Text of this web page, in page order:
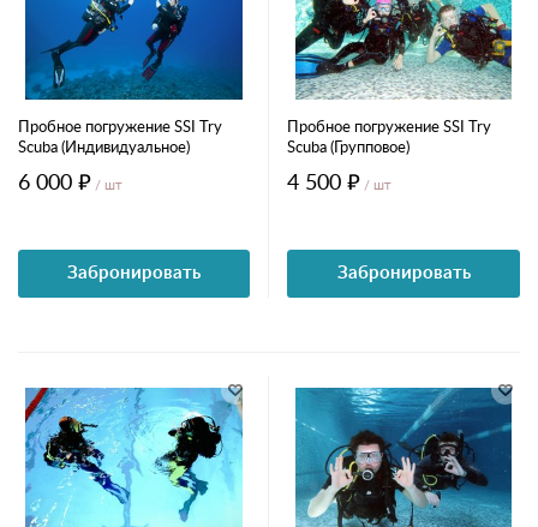
Пробное погружение SSI Try
Scuba (Индивидуальное)
6 000 ₽ / шт
Забронировать
Пробное погружение SSI Try
Scuba (Групповое)
4 500 ₽ / шт
Забронировать